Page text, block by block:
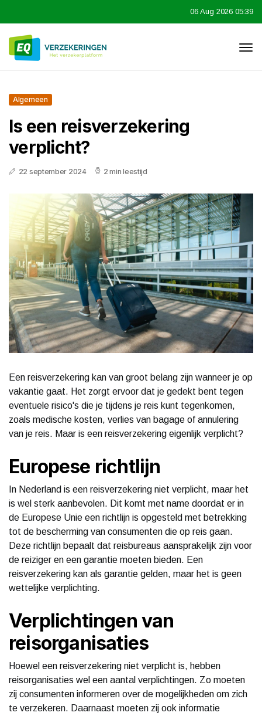
06 Aug 2026 05:39
Algemeen
Is een reisverzekering
verplicht?
22 september 2024 2 min leestijd
Een reisverzekering kan van groot belang zijn wanneer je op
vakantie gaat. Het zorgt ervoor dat je gedekt bent tegen
eventuele risico's die je tijdens je reis kunt tegenkomen,
zoals medische kosten, verlies van bagage of annulering
van je reis. Maar is een reisverzekering eigenlijk verplicht?
Europese richtlijn
In Nederland is een reisverzekering niet verplicht, maar het
is wel sterk aanbevolen. Dit komt met name doordat er in
de Europese Unie een richtlijn is opgesteld met betrekking
tot de bescherming van consumenten die op reis gaan.
Deze richtlijn bepaalt dat reisbureaus aansprakelijk zijn voor
de reiziger en een garantie moeten bieden. Een
reisverzekering kan als garantie gelden, maar het is geen
wettelijke verplichting.
Verplichtingen van
reisorganisaties
Hoewel een reisverzekering niet verplicht is, hebben
reisorganisaties wel een aantal verplichtingen. Zo moeten
zij consumenten informeren over de mogelijkheden om zich
te verzekeren. Daarnaast moeten zij ook informatie